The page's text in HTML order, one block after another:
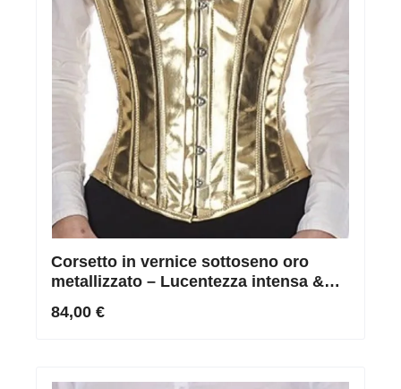
Corsetto in vernice sottoseno oro
metallizzato – Lucentezza intensa &
84,00 €